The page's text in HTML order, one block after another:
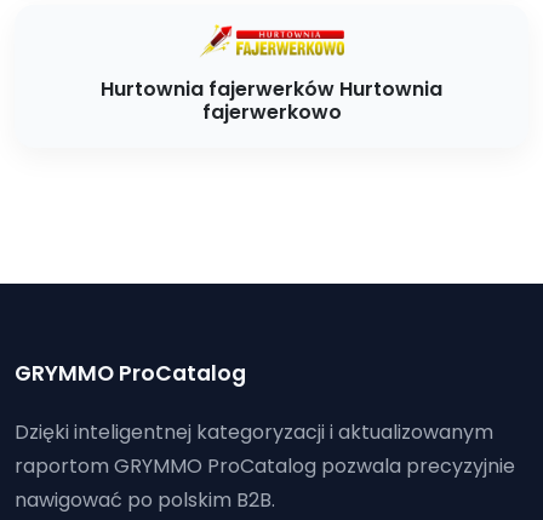
Hurtownia fajerwerków Hurtownia
fajerwerkowo
GRYMMO ProCatalog
Dzięki inteligentnej kategoryzacji i aktualizowanym
raportom GRYMMO ProCatalog pozwala precyzyjnie
nawigować po polskim B2B.